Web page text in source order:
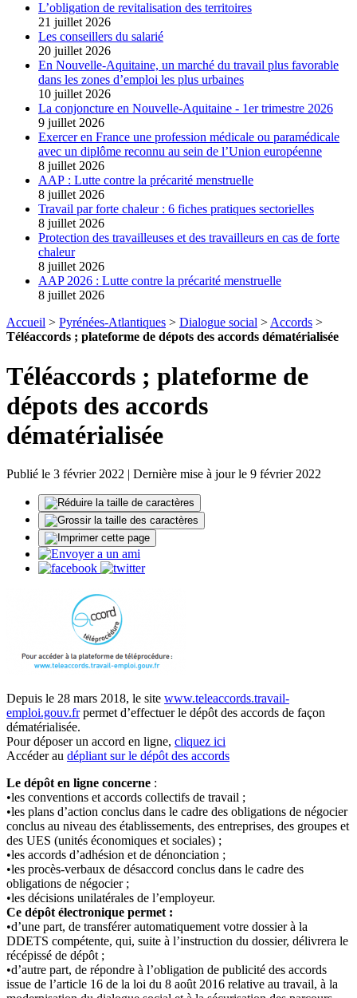
L’obligation de revitalisation des territoires
21 juillet 2026
Les conseillers du salarié
20 juillet 2026
En Nouvelle-Aquitaine, un marché du travail plus favorable
dans les zones d’emploi les plus urbaines
10 juillet 2026
La conjoncture en Nouvelle-Aquitaine - 1er trimestre 2026
9 juillet 2026
Exercer en France une profession médicale ou paramédicale
avec un diplôme reconnu au sein de l’Union européenne
8 juillet 2026
AAP : Lutte contre la précarité menstruelle
8 juillet 2026
Travail par forte chaleur : 6 fiches pratiques sectorielles
8 juillet 2026
Protection des travailleuses et des travailleurs en cas de forte
chaleur
8 juillet 2026
AAP 2026 : Lutte contre la précarité menstruelle
8 juillet 2026
Accueil > Pyrénées-Atlantiques > Dialogue social >Accords >
Téléaccords ; plateforme de dépots des accords dématérialisée
Téléaccords ; plateforme de
dépots des accords
dématérialisée
Publié le 3 février 2022 | Dernière mise à jour le 9 février 2022
Depuis le 28 mars 2018, le site www.teleaccords.travail-
emploi.gouv.frpermet d’effectuer le dépôt des accords de façon
dématérialisée.
Pour déposer un accord en ligne, cliquez ici
Accéder au dépliant sur le dépôt des accords
Le dépôt en ligne concerne :
•les conventions et accords collectifs de travail ;
•les plans d’action conclus dans le cadre des obligations de négocier
conclus au niveau des établissements, des entreprises, des groupes et
des UES (unités économiques et sociales) ;
•les accords d’adhésion et de dénonciation ;
•les procès-verbaux de désaccord conclus dans le cadre des
obligations de négocier ;
•les décisions unilatérales de l’employeur.
Ce dépôt électronique permet :
•d’une part, de transférer automatiquement votre dossier à la
DDETS compétente, qui, suite à l’instruction du dossier, délivrera le
récépissé de dépôt ;
•d’autre part, de répondre à l’obligation de publicité des accords
issue de l’article 16 de la loi du 8 août 2016 relative au travail, à la